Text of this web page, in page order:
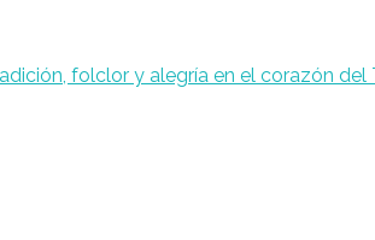
folclor y alegría en el corazón del